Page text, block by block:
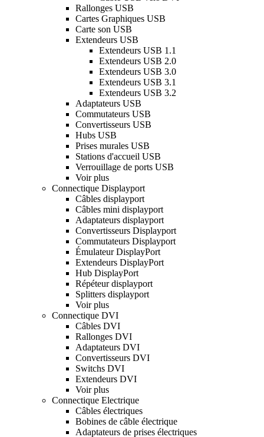
Rallonges USB
Cartes Graphiques USB
Carte son USB
Extendeurs USB
Extendeurs USB 1.1
Extendeurs USB 2.0
Extendeurs USB 3.0
Extendeurs USB 3.1
Extendeurs USB 3.2
Adaptateurs USB
Commutateurs USB
Convertisseurs USB
Hubs USB
Prises murales USB
Stations d'accueil USB
Verrouillage de ports USB
Voir plus
Connectique Displayport
Câbles displayport
Câbles mini displayport
Adaptateurs displayport
Convertisseurs Displayport
Commutateurs Displayport
Émulateur DisplayPort
Extendeurs DisplayPort
Hub DisplayPort
Répéteur displayport
Splitters displayport
Voir plus
Connectique DVI
Câbles DVI
Rallonges DVI
Adaptateurs DVI
Convertisseurs DVI
Switchs DVI
Extendeurs DVI
Voir plus
Connectique Electrique
Câbles électriques
Bobines de câble électrique
Adaptateurs de prises électriques